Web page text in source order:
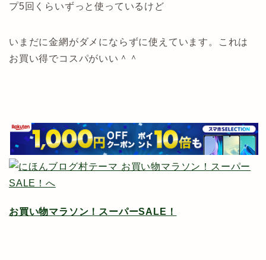
プ5回くらいずっと使っているけど
いまだに金網がダメにならずに使えています。これは
お買い得でコスパがいい＾＾
お買い物マラソン！スーパーSALE！